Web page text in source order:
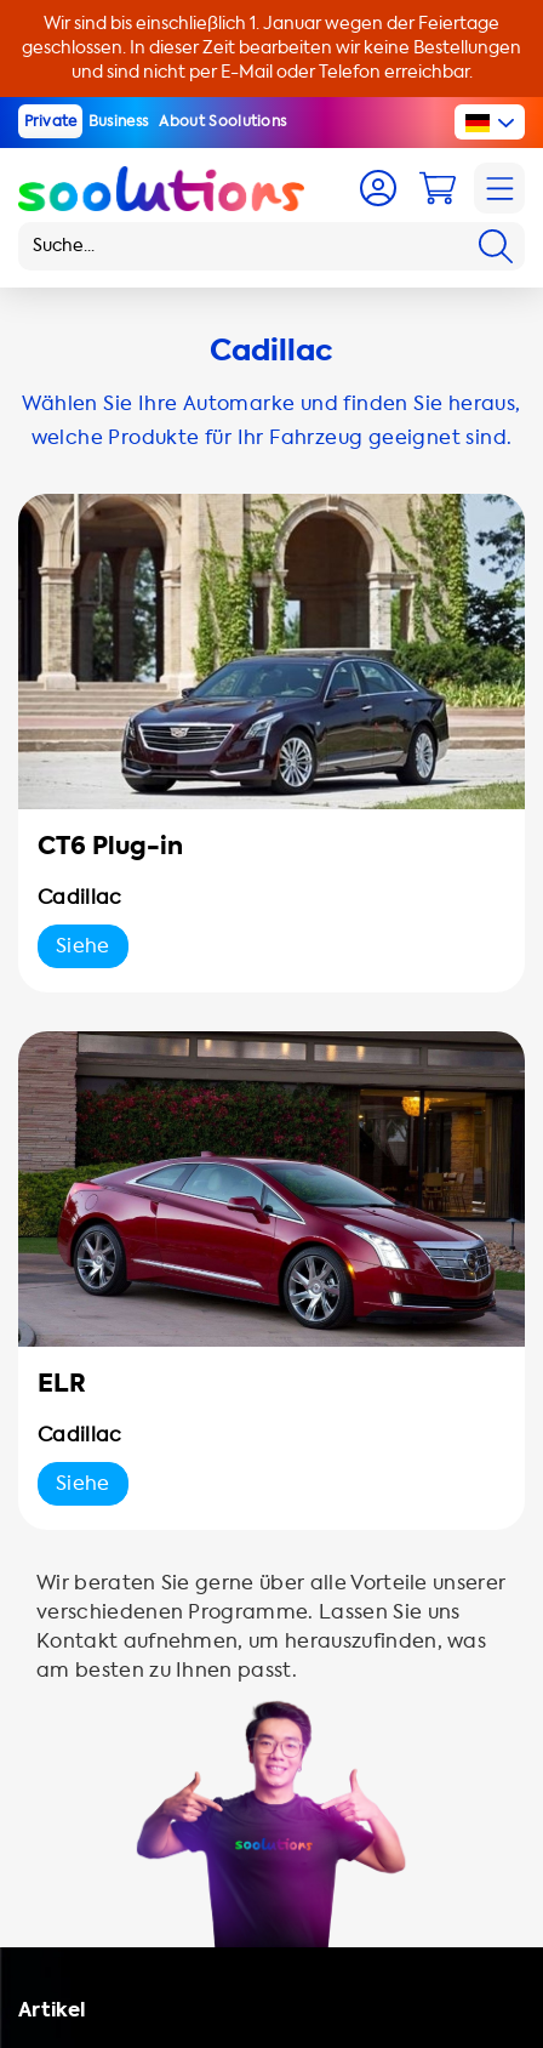
Wir sind bis einschließlich 1. Januar wegen der Feiertage
geschlossen. In dieser Zeit bearbeiten wir keine Bestellungen
und sind nicht per E-Mail oder Telefon erreichbar.
Private Business About Soolutions
Cadillac
Wählen Sie Ihre Automarke und finden Sie heraus,
welche Produkte für Ihr Fahrzeug geeignet sind.
CT6 Plug-in
Cadillac
Siehe
ELR
Cadillac
Siehe
Wir beraten Sie gerne über alle Vorteile unserer
verschiedenen Programme. Lassen Sie uns
Kontakt aufnehmen, um herauszufinden, was
am besten zu Ihnen passt.
Artikel